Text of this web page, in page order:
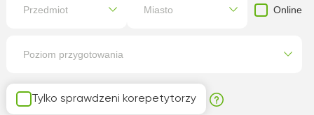
Tylko sprawdzeni korepetytorzy
Przedmiot Miasto Online
Poziom przygotowania